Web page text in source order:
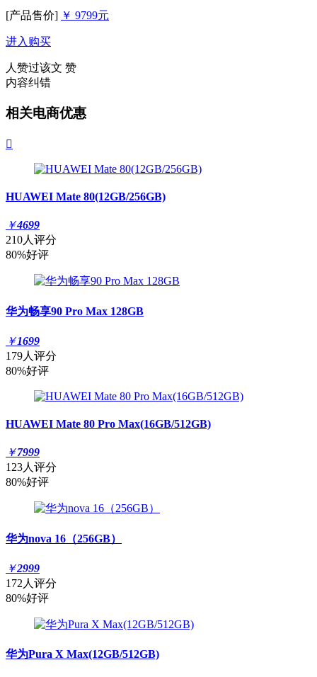
[产品售价] ￥ 9799元
进入购买
人赞过该文 赞
内容纠错
相关电商优惠

HUAWEI Mate 80(12GB/256GB)
￥4699
210人评分
80%好评
华为畅享90 Pro Max 128GB
￥1699
179人评分
80%好评
HUAWEI Mate 80 Pro Max(16GB/512GB)
￥7999
123人评分
80%好评
华为nova 16（256GB）
￥2999
172人评分
80%好评
华为Pura X Max(12GB/512GB)